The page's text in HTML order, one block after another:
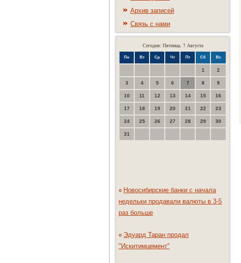
Архив записей
Связь с нами
Сегодня: Пятница, 7 Августа
Пн Вт Ср Чт Пт Сб Вс
1 2
3 4 5 6 7 8 9
10 11 12 13 14 15 16
17 18 19 20 21 22 23
24 25 26 27 28 29 30
31
Новосибирские банки с начала
недельки продавали валюты в 3-5
раз больше
Эдуард Таран продал
"Искитимцемент"